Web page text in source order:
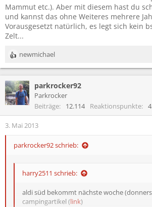
Mammut etc.). Aber mit diesem hast du
und kannst das ohne Weiteres mehrere
Vorausgesetzt natürlich, es legt sich kein
Zelt...
R
e
k
t
i
n
newmichael
parkrocker92
Parkrocker
Beiträge
12.114 Reaktionspunkte
3. Mai 2013
parkrocker92 schrieb:
harry2511 schrieb:
aldi süd bekommt nächste woche
campingartikel (link)